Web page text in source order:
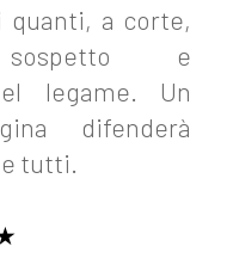
quanti, a corte,
e
legame. Un
difenderà
tutti.